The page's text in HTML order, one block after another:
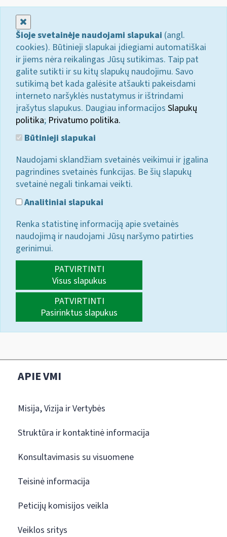
Šioje svetainėje naudojami slapukai (angl.
cookies). Būtinieji slapukai įdiegiami automatiškai
ir jiems nėra reikalingas Jūsų sutikimas. Taip pat
galite sutikti ir su kitų slapukų naudojimu. Savo
sutikimą bet kada galėsite atšaukti pakeisdami
interneto naršyklės nustatymus ir ištrindami
įrašytus slapukus. Daugiau informacijos Slapukų
politika; Privatumo politika.
Būtinieji slapukai
Naudojami sklandžiam svetainės veikimui ir įgalina
pagrindines svetainės funkcijas. Be šių slapukų
svetainė negali tinkamai veikti.
Analitiniai slapukai
Renka statistinę informaciją apie svetainės
naudojimą ir naudojami Jūsų naršymo patirties
gerinimui.
PATVIRTINTI
Visus slapukus
PATVIRTINTI
Pasirinktus slapukus
APIE VMI
Misija, Vizija ir Vertybės
Struktūra ir kontaktinė informacija
Konsultavimasis su visuomene
Teisinė informacija
Peticijų komisijos veikla
Veiklos sritys